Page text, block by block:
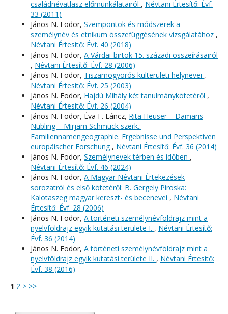
családnévatlasz előmunkálatairól , Névtani Értesítő: Évf.
33 (2011)
János N. Fodor, Szempontok és módszerek a
személynév és etnikum összefüggésének vizsgálatához ,
Névtani Értesítő: Évf. 40 (2018)
János N. Fodor, A Várdai-birtok 15. századi összeírásairól
, Névtani Értesítő: Évf. 28 (2006)
János N. Fodor, Tiszamogyorós külterületi helynevei ,
Névtani Értesítő: Évf. 25 (2003)
János N. Fodor, Hajdú Mihály két tanulmánykötetéről ,
Névtani Értesítő: Évf. 26 (2004)
János N. Fodor, Éva F. Láncz, Rita Heuser – Damaris
Nübling – Mirjam Schmuck szerk.:
Familiennamengeographie. Ergebnisse und Perspektiven
europäischer Forschung , Névtani Értesítő: Évf. 36 (2014)
János N. Fodor, Személynevek térben és időben ,
Névtani Értesítő: Évf. 46 (2024)
János N. Fodor, A Magyar Névtani Értekezések
sorozatról és első kötetéről: B. Gergely Piroska:
Kalotaszeg magyar kereszt- és becenevei , Névtani
Értesítő: Évf. 28 (2006)
János N. Fodor, A történeti személynévföldrajz mint a
nyelvföldrajz egyik kutatási területe I. , Névtani Értesítő:
Évf. 36 (2014)
János N. Fodor, A történeti személynévföldrajz mint a
nyelvföldrajz egyik kutatási területe II. , Névtani Értesítő:
Évf. 38 (2016)
1 2 > >>